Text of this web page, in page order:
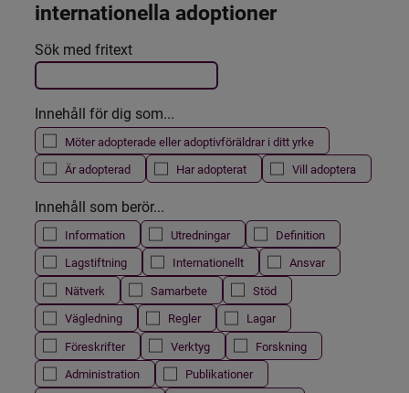
internationella adoptioner
Filtrera resultatet
Det här formuläret postas automatiskt
Sök med fritext
Innehåll för dig som...
Möter adopterade eller adoptivföräldrar i ditt yrke
Är adopterad
Har adopterat Vill adoptera
Innehåll som berör...
Information Utredningar
Definition
Lagstiftning
Internationellt
Ansvar
Nätverk
Samarbete
Stöd
Vägledning
Regler
Lagar
Föreskrifter
Verktyg
Forskning
Administration
Publikationer